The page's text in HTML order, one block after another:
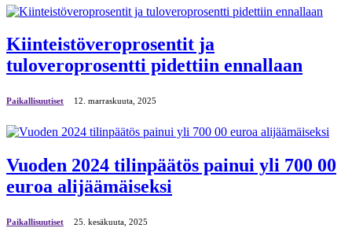
Kiinteistöveroprosentit ja
tuloveroprosentti pidettiin ennallaan
Paikallisuutiset 12. marraskuuta, 2025
Vuoden 2024 tilinpäätös painui yli 700 00
euroa alijäämäiseksi
Paikallisuutiset 25. kesäkuuta, 2025